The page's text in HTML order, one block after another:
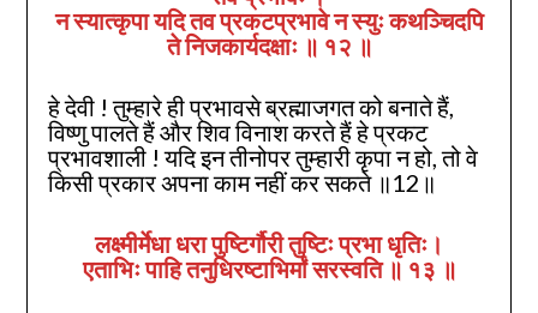
न स्यात्कृपा यदि तव प्रकटप्रभावे न स्युः कथञ्चिदपि
ते निजकार्यदक्षाः ॥ १२ ॥
हे देवी ! तुम्हारे ही प्रभावसे ब्रह्माजगत को बनाते हैं,
विष्णु पालते हैं और शिव विनाश करते हैं हे प्रकट
प्रभावशाली ! यदि इन तीनोपर तुम्हारी कृपा न हो, तो वे
किसी प्रकार अपना काम नहीं कर सकते ॥12॥
लक्ष्मीर्मेधा धरा पुष्टिर्गौरी तुष्टिः प्रभा धृतिः।
एताभिः पाहि तनुधिरष्टाभिर्मां सरस्वति ॥ १३ ॥